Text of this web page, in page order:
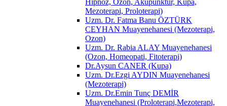
Mezoterapi, Proloterapi)
Uzm. Dr. Fatma Banu ÖZTÜRK
CEYHAN Muayenehanesi (Mezoterapi,
Ozon)
Uzm. Dr. Rabia ALAY Muayenehanesi
(Ozon, Homeopati, Fitoterapi)
Dr.Aysun CANER (Kupa)
Uzm. Dr.Ezgi AYDIN Muayenehanesi
(Mezoterapi)
Uzm. Dr.Emin Tunç DEMİR
Muayenehanesi (Proloterapi,Mezoterapi,